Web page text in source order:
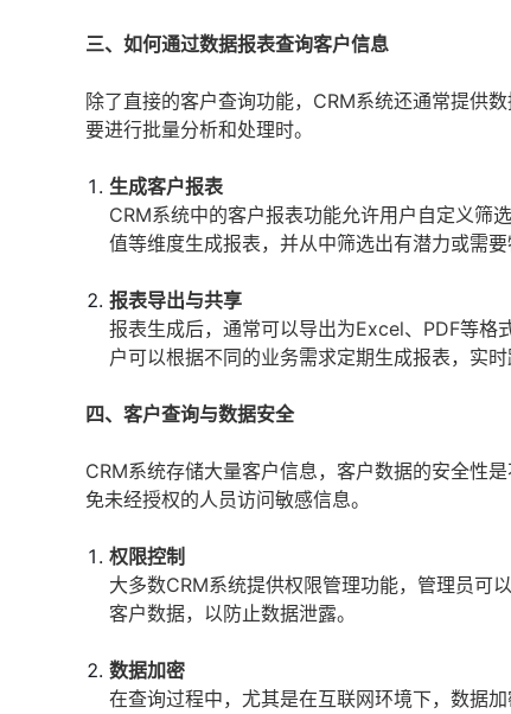
三、如何通过数据报表查询客户信息
除了直接的客户查询功能，CRM系统还通常提供
要进行批量分析和处理时。
生成客户报表
CRM系统中的客户报表功能允许用户自定义筛
值等维度生成报表，并从中筛选出有潜力或需要
报表导出与共享
报表生成后，通常可以导出为Excel、PDF等格
户可以根据不同的业务需求定期生成报表，实时
四、客户查询与数据安全
CRM系统存储大量客户信息，客户数据的安全性
免未经授权的人员访问敏感信息。
权限控制
大多数CRM系统提供权限管理功能，管理员可
客户数据，以防止数据泄露。
数据加密
在查询过程中，尤其是在互联网环境下，数据